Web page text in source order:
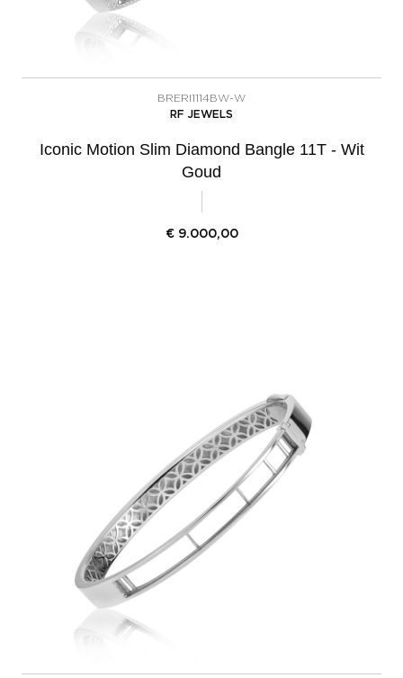
BRERI1114BW-W
RF JEWELS
Iconic Motion Slim Diamond Bangle 11T - Wit
Goud
€ 9.000,00